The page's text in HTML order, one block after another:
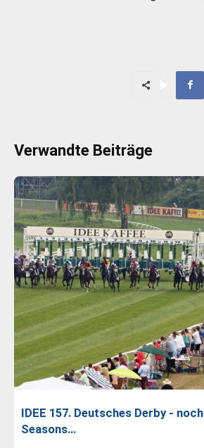
Verwandte Beiträge
IDEE 157. Deutsches Derby -
Seasons…